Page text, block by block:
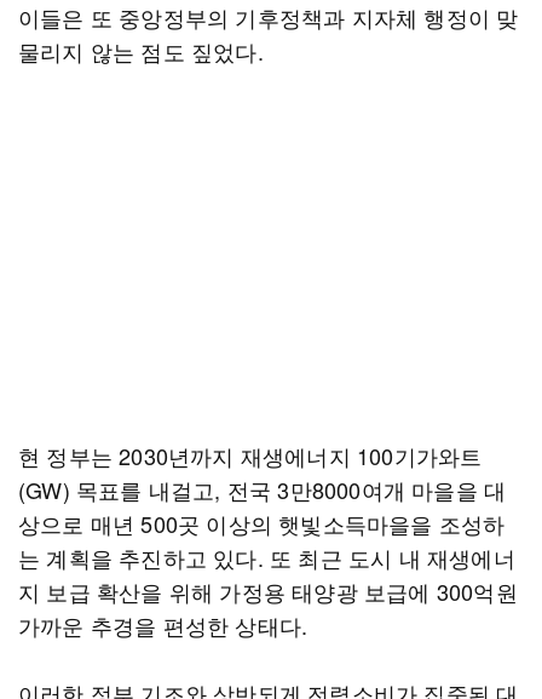
이들은 또 중앙정부의 기후정책과 지자체 행정이 맞
물리지 않는 점도 짚었다.
현 정부는 2030년까지 재생에너지 100기가와트
(GW) 목표를 내걸고, 전국 3만8000여개 마을을 대
상으로 매년 500곳 이상의 햇빛소득마을을 조성하
는 계획을 추진하고 있다. 또 최근 도시 내 재생에너
지 보급 확산을 위해 가정용 태양광 보급에 300억원
가까운 추경을 편성한 상태다.